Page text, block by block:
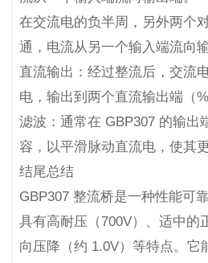
在交流电的负半周，另外两个
通，电流从另一个输入端流向输
直流输出：经过整流后，交流
电，输出到两个直流输出端（
滤波：通常在 GBP307 的输出
容，以平滑脉动直流电，使其
结尾总结
GBP307 整流桥是一种性能可
具有高耐压（700V）、适中的
向压降（约 1.0V）等特点。它